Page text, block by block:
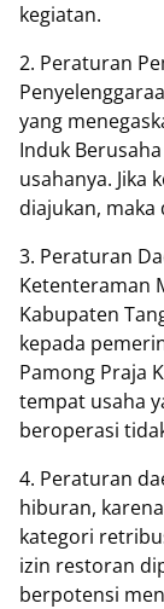
kegiatan.
2. Peraturan
yang
Induk
usahanya. Jika
diajukan,
3. Peraturan
Ketenteraman
Kabupaten
kepada
Pamong Praja
tempat usaha
beroperasi
4. Peraturan
hiburan,
kategori
izin restoran
berpotensi